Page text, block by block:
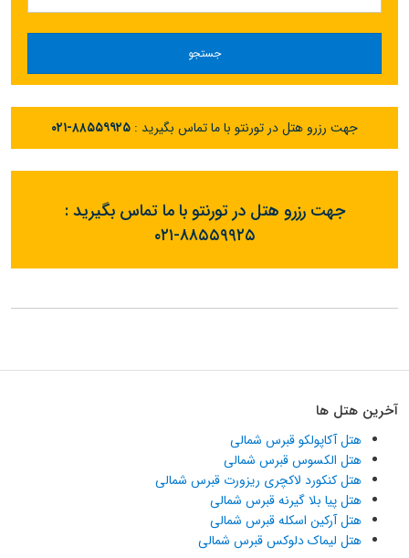
جستجو
جهت رزرو هتل در تورنتو با ما تماس بگیرید : ۰۲۱-۸۸۵۵۹۹۲۵
جهت رزرو هتل در تورنتو با ما تماس بگیرید :
۰۲۱-۸۸۵۵۹۹۲۵
آخرین هتل ها
هتل آکاپولکو قبرس شمالی
هتل الکسوس قبرس شمالی
هتل کنکورد لاکچری ریزورت قبرس شمالی
هتل پیا بلا گیرنه قبرس شمالی
هتل آرکین اسکله قبرس شمالی
هتل لیماک دلوکس قبرس شمالی